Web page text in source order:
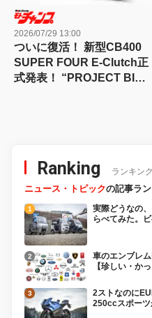
2026/07/29 13:00
ついに復活！ 新型CB400
SUPER FOUR E-Clutch正
式発表！ “PROJECT BIG-
Ranking ランキン
ニュース・トピックの記事ラ
実際どうなの
らべてみた。
車のエンブレ
【珍しい・かっ
2ストなのに
250ccスポー